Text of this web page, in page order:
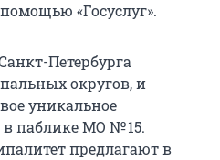
«Госуслуг».
Петербурга
округов, и
уникальное
в паблике МО № 15.
предлагают в